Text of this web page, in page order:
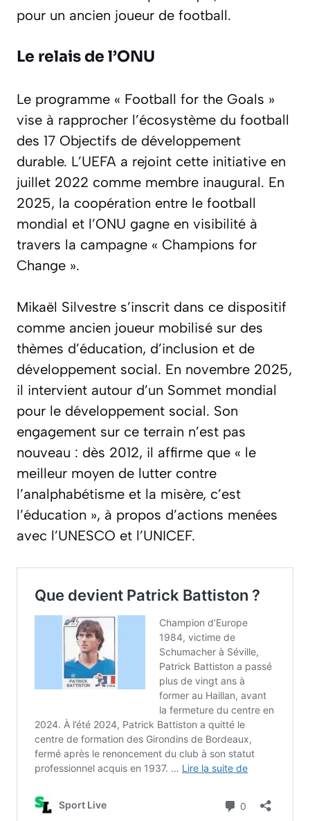
pour un ancien joueur de football.
Le relais de l’ONU
Le programme « Football for the Goals »
vise à rapprocher l’écosystème du football
des 17 Objectifs de développement
durable. L’UEFA a rejoint cette initiative en
juillet 2022 comme membre inaugural. En
2025, la coopération entre le football
mondial et l’ONU gagne en visibilité à
travers la campagne « Champions for
Change ».
Mikaël Silvestre s’inscrit dans ce dispositif
comme ancien joueur mobilisé sur des
thèmes d’éducation, d’inclusion et de
développement social. En novembre 2025,
il intervient autour d’un Sommet mondial
pour le développement social. Son
engagement sur ce terrain n’est pas
nouveau : dès 2012, il affirme que « le
meilleur moyen de lutter contre
l’analphabétisme et la misère, c’est
l’éducation », à propos d’actions menées
avec l’UNESCO et l’UNICEF.